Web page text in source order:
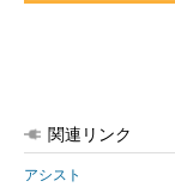
関連リンク
アシスト